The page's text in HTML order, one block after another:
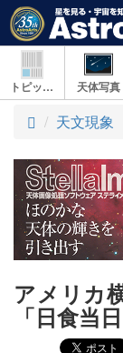
トピックス 天体写真
ト
プ
天文現象
アメリカ
「日食当